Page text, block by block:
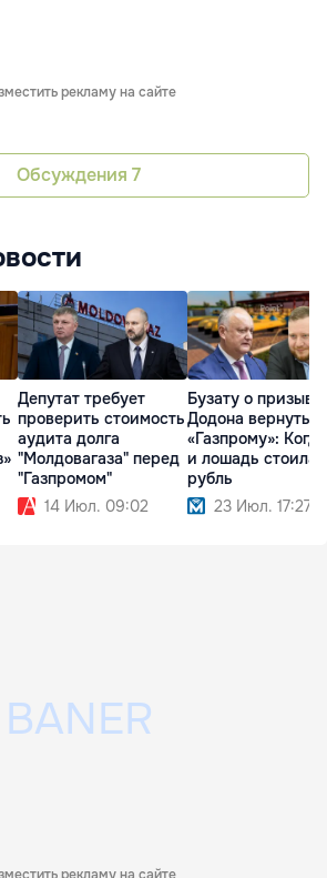
рекламу на сайте
Обсуждения 7
Депутат требует
проверить стоимость
аудита долга
"Молдовагаза" перед
"Газпромом"
14 Июл. 09:02
Бузату о призыве
Додона
«Газпрому»:
и лошадь стоила
рубль
23 Июл. 17:27